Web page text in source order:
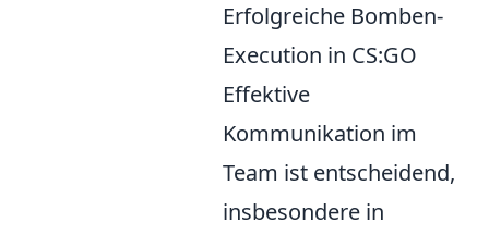
Erfolgreiche Bomben-
Execution in CS:GO
Effektive
Kommunikation im
Team ist entscheidend,
insbesondere in